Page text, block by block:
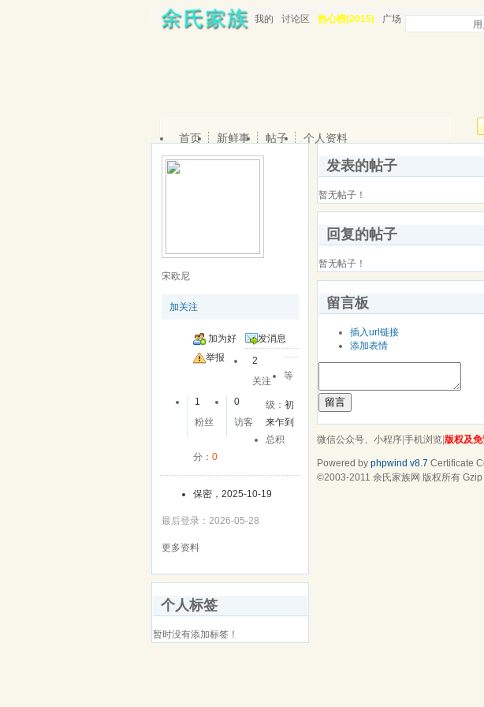
我的 讨论区 热心榜(2015) 广场
首页 新鲜事 帖子 个人资料
宋欧尼
加关注
加为好
友
发消息
举报
2
关注
1
粉丝
0
访客
等
级：初
来乍到
总积
分： 0
保密，2025-10-19
最后登录：2026-05-28
更多资料
个人标签
暂时没有添加标签！
发表的帖子
暂无帖子！
回复的帖子
暂无帖子！
留言板
插入url链接
添加表情
留言
微信公众号、小程序|手机浏览|版权及免
Powered by phpwind v8.7 Certificate
©2003-2011 余氏家族网 版权所有